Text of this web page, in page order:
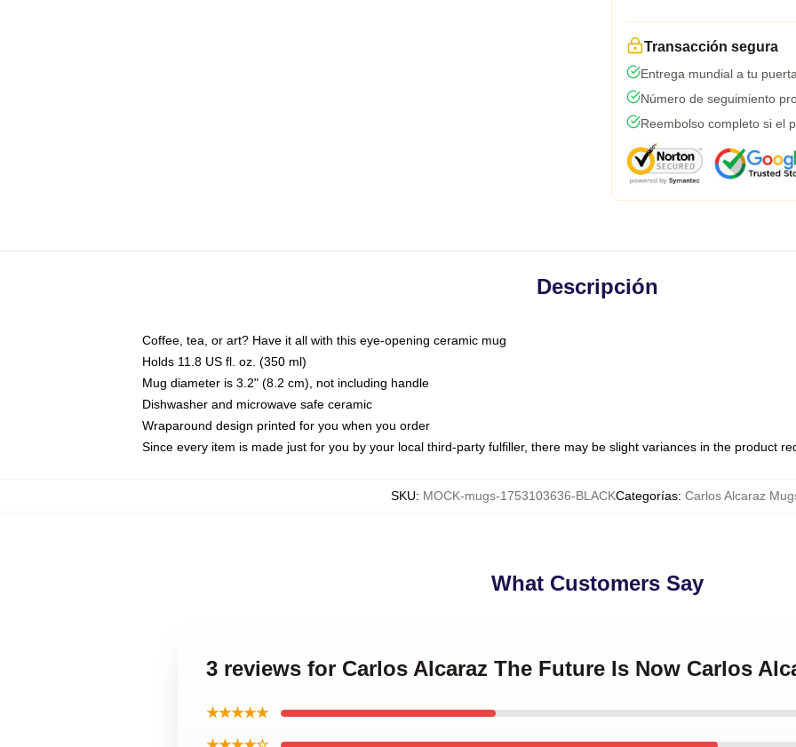
Transacción segura
Entrega mundial a tu
Número de seguimiento
Reembolso completo si el
Descripción
Coffee, tea, or art? Have it all with this eye-opening ceramic mug
Holds 11.8 US fl. oz. (350 ml)
Mug diameter is 3.2" (8.2 cm), not including handle
Dishwasher and microwave safe ceramic
Wraparound design printed for you when you order
Since every item is made just for you by your local third-party fulfiller, there may be slight variances in the product
SKU: MOCK-mugs-1753103636-BLACKCategorías: Carlos Alcaraz
What Customers Say
3 reviews for Carlos Alcaraz The Future Is Now Carlos
★★★★★